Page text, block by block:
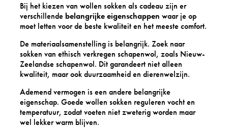
Bij het kiezen van wollen sokken als cadeau zijn er
verschillende belangrijke eigenschappen waar je op
moet letten voor de beste kwaliteit en het meeste comfort.
De materiaalsamenstelling is belangrijk. Zoek naar
sokken van ethisch verkregen schapenwol, zoals Nieuw-
Zeelandse schapenwol. Dit garandeert niet alleen
kwaliteit, maar ook duurzaamheid en dierenwelzijn.
Ademend vermogen is een andere belangrijke
eigenschap. Goede wollen sokken reguleren vocht en
temperatuur, zodat voeten niet zweterig worden maar
wel lekker warm blijven.